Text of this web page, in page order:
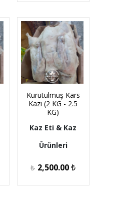
Kurutulmuş Kars
Kazı (2 KG - 2.5
KG)
Kaz Eti & Kaz
Ürünleri
₺ 2,500.00₺